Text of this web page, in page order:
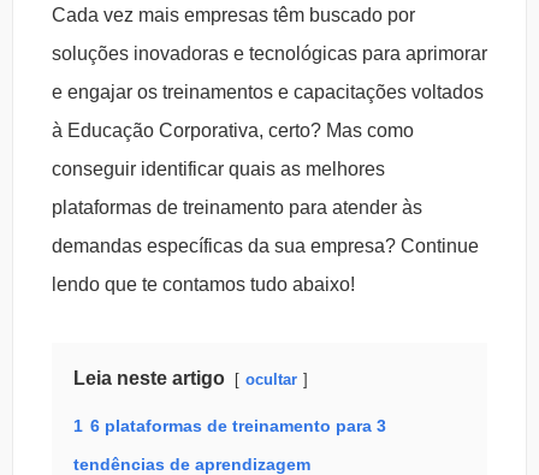
Cada vez mais empresas têm buscado por
soluções inovadoras e tecnológicas para aprimorar
e engajar os treinamentos e capacitações voltados
à Educação Corporativa, certo? Mas como
conseguir identificar quais as melhores
plataformas de treinamento para atender às
demandas específicas da sua empresa? Continue
lendo que te contamos tudo abaixo!
Leia neste artigo ocultar
1 6 plataformas de treinamento para 3
tendências de aprendizagem